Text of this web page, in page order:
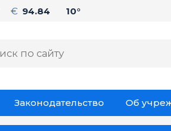
€ 94.84 10°
Законодательство Об